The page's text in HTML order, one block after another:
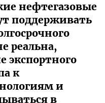
нефтегазовые
поддерживать
реальна,
экспортного
к
и
в